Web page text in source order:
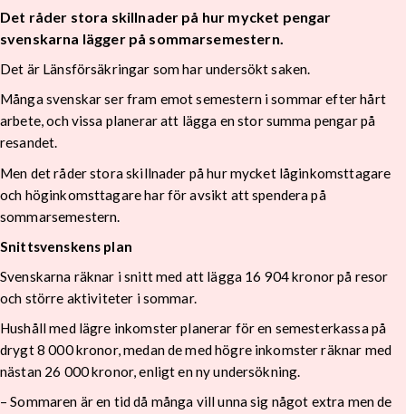
Det råder stora skillnader på hur mycket pengar
svenskarna lägger på sommarsemestern.
Det är Länsförsäkringar som har undersökt saken.
Många svenskar ser fram emot semestern i sommar efter hårt
arbete, och vissa planerar att lägga en stor summa pengar på
resandet.
Men det råder stora skillnader på hur mycket låginkomsttagare
och höginkomsttagare har för avsikt att spendera på
sommarsemestern.
Snittsvenskens plan
Svenskarna räknar i snitt med att lägga 16 904 kronor på resor
och större aktiviteter i sommar.
Hushåll med lägre inkomster planerar för en semesterkassa på
drygt 8 000 kronor, medan de med högre inkomster räknar med
nästan 26 000 kronor, enligt en ny undersökning.
– Sommaren är en tid då många vill unna sig något extra men de